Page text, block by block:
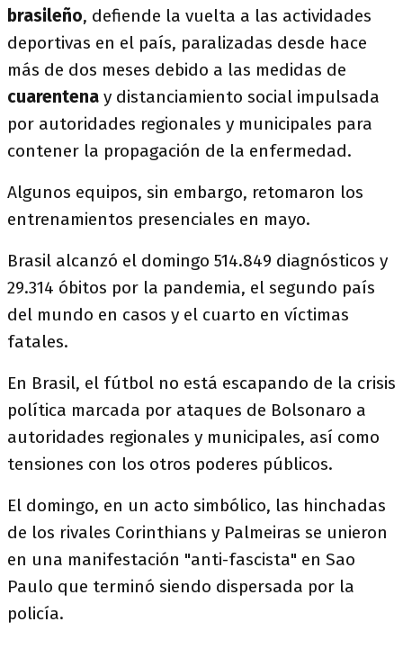
brasileño, defiende la vuelta a las actividades
deportivas en el país, paralizadas desde hace
más de dos meses debido a las medidas de
cuarentena y distanciamiento social impulsada
por autoridades regionales y municipales para
contener la propagación de la enfermedad.
Algunos equipos, sin embargo, retomaron los
entrenamientos presenciales en mayo.
Brasil alcanzó el domingo 514.849 diagnósticos y
29.314 óbitos por la pandemia, el segundo país
del mundo en casos y el cuarto en víctimas
fatales.
En Brasil, el fútbol no está escapando de la crisis
política marcada por ataques de Bolsonaro a
autoridades regionales y municipales, así como
tensiones con los otros poderes públicos.
El domingo, en un acto simbólico, las hinchadas
de los rivales Corinthians y Palmeiras se unieron
en una manifestación "anti-fascista" en Sao
Paulo que terminó siendo dispersada por la
policía.